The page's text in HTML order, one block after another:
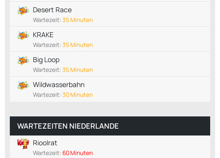
Desert Race
Wartezeit:35 Minuten
KRAKE
Wartezeit:35 Minuten
Big Loop
Wartezeit:35 Minuten
Wildwasserbahn
Wartezeit:30 Minuten
WARTEZEITEN NIEDERLANDE
Rioolrat
Wartezeit:60 Minuten